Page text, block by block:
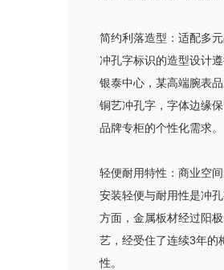
简约利落造型：适配多
冲孔字标识的造型设计
银泰中心，某高端腕表
铜艺冲孔字，字体边缘
品牌专柜的个性化需求。
轻便耐用特性：商业空
安装轻便与耐用性是冲
方面，金属板材经过阳
艺，经受住了连续3年的
性。